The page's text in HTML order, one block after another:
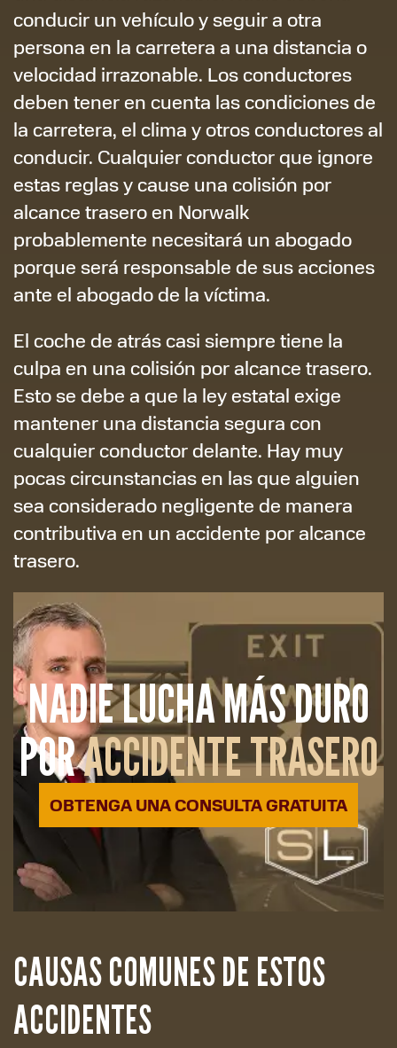
conducir un vehículo y seguir a otra
persona en la carretera a una distancia o
velocidad irrazonable. Los conductores
deben tener en cuenta las condiciones de
la carretera, el clima y otros conductores al
conducir. Cualquier conductor que ignore
estas reglas y cause una colisión por
alcance trasero en Norwalk
probablemente necesitará un abogado
porque será responsable de sus acciones
ante el abogado de la víctima.
El coche de atrás casi siempre tiene la
culpa en una colisión por alcance trasero.
Esto se debe a que la ley estatal exige
mantener una distancia segura con
cualquier conductor delante. Hay muy
pocas circunstancias en las que alguien
sea considerado negligente de manera
contributiva en un accidente por alcance
trasero.
NADIE LUCHA MÁS DURO
PORACCIDENTE TRASERO
OBTENGA UNA CONSULTA GRATUITA
CAUSAS COMUNES DE ESTOS
ACCIDENTES